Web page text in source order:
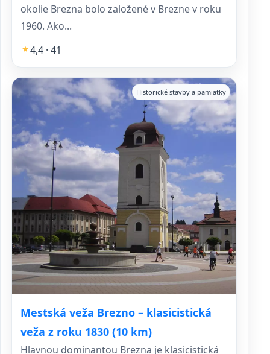
okolie Brezna bolo založené v Brezne v roku
1960. Ako...
4,4 · 41
Mestská veža Brezno – klasicistická
veža z roku 1830 (10 km)
Historické stavby a pamiatky
Hlavnou dominantou Brezna je klasicistická